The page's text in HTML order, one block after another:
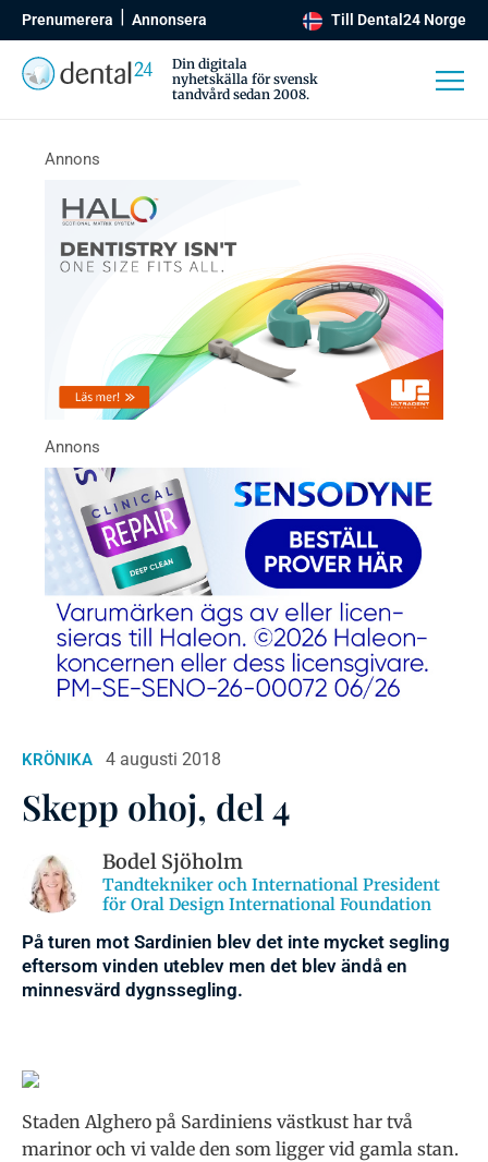
Prenumerera Annonsera Till Dental24 Norge
Din digitala
nyhetskälla för svensk
tandvård sedan 2008.
KRÖNIKA 4 augusti 2018
Skepp ohoj, del 4
Bodel Sjöholm
Tandtekniker och International President
för Oral Design International Foundation
På turen mot Sardinien blev det inte mycket segling
eftersom vinden uteblev men det blev ändå en
minnesvärd dygnssegling.
Staden Alghero på Sardiniens västkust har två
marinor och vi valde den som ligger vid gamla stan.